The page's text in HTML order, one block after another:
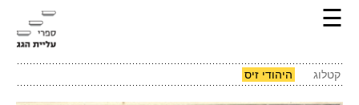
☰
קטלוג היהודי זיס